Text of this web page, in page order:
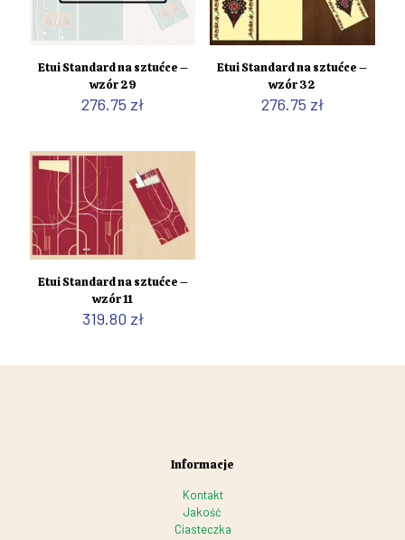
Etui Standard na sztućce –
wzór 29
276.75 zł
Etui Standard na sztućce –
wzór 32
276.75 zł
Etui Standard na sztućce –
wzór 11
319.80 zł
Informacje
Kontakt
Jakość
Ciasteczka